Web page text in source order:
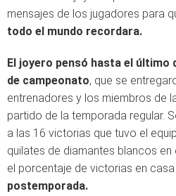
mensajes de los jugadores para
todo el mundo recordara.
El joyero pensó hasta el último
de campeonato, que se
entrenadores y los miembros de
partido de la temporada regular.
a las 16 victorias que tuvo el
quilates de diamantes blancos
el porcentaje de victorias en casa
postemporada.